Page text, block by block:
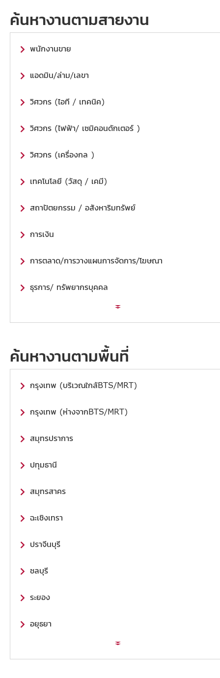
ค้นหางานตามสายงาน
พนักงานขาย
แอดมิน/ล่าม/เลขา
วิศวกร (ไอที / เทคนิค)
วิศวกร (ไฟฟ้า/ เซมิคอนดักเตอร์ )
วิศวกร (เครื่องกล )
เทคโนโลยี (วัสดุ / เคมี)
สถาปัตยกรรม / อสังหาริมทรัพย์
การเงิน
การตลาด/การวางแผนการจัดการ/โฆษณา
ธุรการ/ ทรัพยากรบุคคล
ค้นหางานตามพื้นที่
กรุงเทพ (บริเวณใกล้BTS/MRT)
กรุงเทพ (ห่างจากBTS/MRT)
สมุทรปราการ
ปทุมธานี
สมุทรสาคร
ฉะเชิงเทรา
ปราจีนบุรี
ชลบุรี
ระยอง
อยุธยา